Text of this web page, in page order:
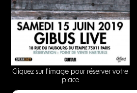
Cliquez sur l'image pour réserver votre
place